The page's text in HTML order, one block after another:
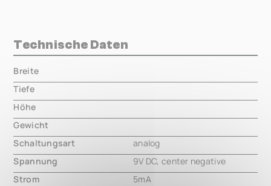
Technische Daten
Breite
Tiefe
Höhe
Gewicht
Schaltungsart
analog
Spannung
9V DC, center negative
Strom
5mA